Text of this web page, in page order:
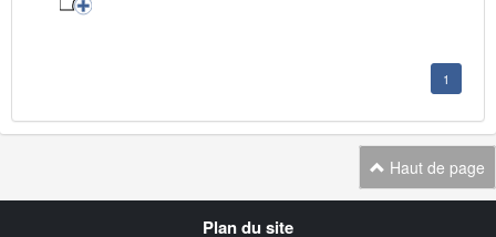
1
Haut de page
Plan du site